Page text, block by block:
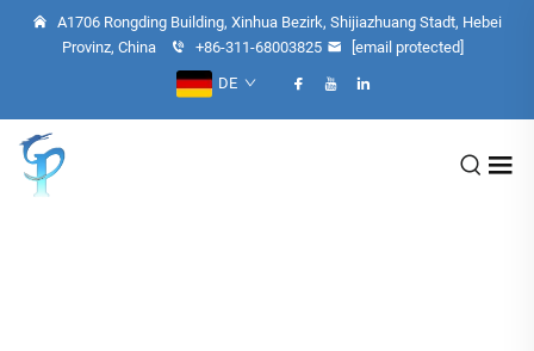
A1706 Rongding Building, Xinhua Bezirk, Shijiazhuang Stadt, Hebei
Provinz, China
+86-311-68003825
[email protected]
DE